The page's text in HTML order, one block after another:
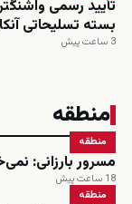
تأیید رسمی
بسته تسلیحاتی
3 ساعت پیش
منطقه
منطقه
مسرور بارزانی:
18 ساعت پیش
منطقه